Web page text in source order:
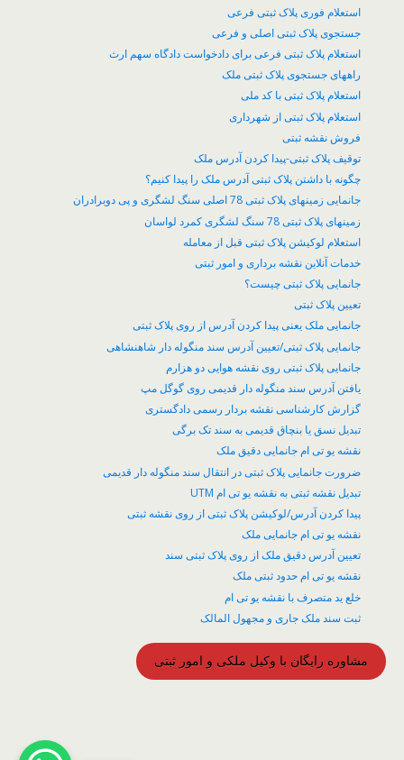
استعلام فوری پلاک ثبتی فرعی
جستجوی پلاک ثبتی اصلی و فرعی
استعلام پلاک ثبتی فرعی برای دادخواست دادگاه سهم ارث
راههای جستجوی پلاک ثبتی ملک
استعلام پلاک ثبتی با کد ملی
استعلام پلاک ثبتی از شهرداری
فروش نقشه ثبتی
توقیف پلاک ثبتی-پیدا کردن آدرس ملک
چگونه با داشتن پلاک ثبتی آدرس ملک را پیدا کنیم؟
جانمایی زمینهای پلاک ثبتی 78 اصلی سنگ لشگری و پی دوبرادران
زمینهای پلاک ثبتی 78 سنگ لشگری کمرد لواسان
​استعلام لوکیشن پلاک ثبتی قبل از معامله
خدمات آنلاین نقشه برداری و امور ثبتی
جانمایی پلاک ثبتی چیست؟
تعیین پلاک ثبتی
جانمایی ملک یعنی پیدا کردن آدرس از روی پلاک ثبتی
جانمایی پلاک ثبتی/تعیین آدرس سند منگوله دار شاهنشاهی
جانمایی پلاک ثبتی روی نقشه هوایی دو هزارم
یافتن آدرس سند منگوله دار قدیمی روی گوگل مپ
گزارش کارشناسی نقشه بردار رسمی دادگستری
تبدیل نسق یا بنچاق قدیمی به سند تک برگی
نقشه یو تی ام جانمایی دقیق ملک
ضرورت جانمایی پلاک ثبتی در انتقال سند منگوله دار قدیمی
تبدیل نقشه ثبتی به نقشه یو تی ام UTM
پیدا کردن آدرس/لوکیشن پلاک ثبتی از روی نقشه ثبتی
نقشه یو تی ام جانمایی ملک
تعیین آدرس دقیق ملک از روی پلاک ثبتی سند
نقشه یو تی ام حدود ثبتی ملک
خلع ید متصرف با نقشه یو تی ام
ثبت سند ملک جاری و مجهول المالک
مشاوره رایگان با وکیل ملکی و امور ثبتی